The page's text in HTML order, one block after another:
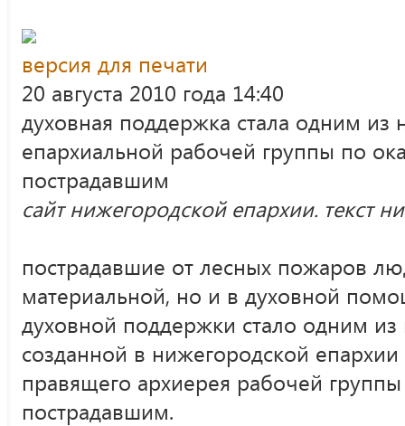
версия для печати
20 августа 2010 года 14:40
духовная поддержка стала одним из
епархиальной рабочей группы по
пострадавшим
сайт нижегородской епархии. текст
пострадавшие от лесных пожаров
материальной, но и в духовной
духовной поддержки стало одним из
созданной в нижегородской
правящего архиерея рабочей
пострадавшим.